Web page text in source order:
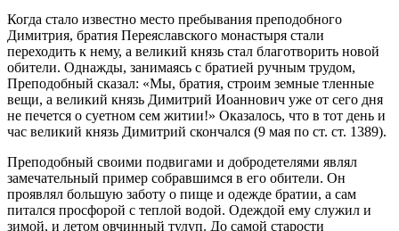
Когда стало известно место пребывания преподобного
Димитрия, братия Переяславского монастыря стали
переходить к нему, а великий князь стал благотворить новой
обители. Однажды, занимаясь с братией ручным трудом,
Преподобный сказал: «Мы, братия, строим земные тленные
вещи, а великий князь Димитрий Иоаннович уже от сего дня
не печется о суетном сем житии!» Оказалось, что в тот день и
час великий князь Димитрий скончался (9 мая по ст. ст. 1389).
Преподобный своими подвигами и добродетелями являл
замечательный пример собравшимся в его обители. Он
проявлял большую заботу о пище и одежде братии, а сам
питался просфорой с теплой водой. Одеждой ему служил и
зимой, и летом овчинный тулуп. До самой старости